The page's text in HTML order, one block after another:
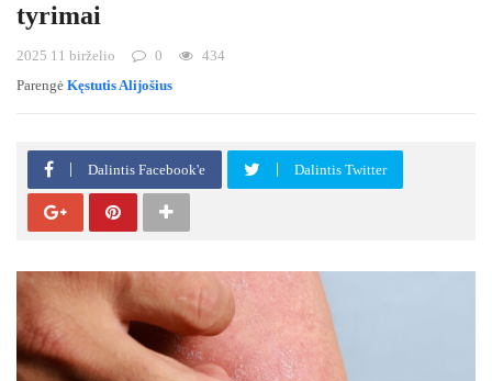
tyrimai
2025 11 birželio 0
434
Parengė Kęstutis Alijošius
Dalintis Facebook'e Dalintis Twitter